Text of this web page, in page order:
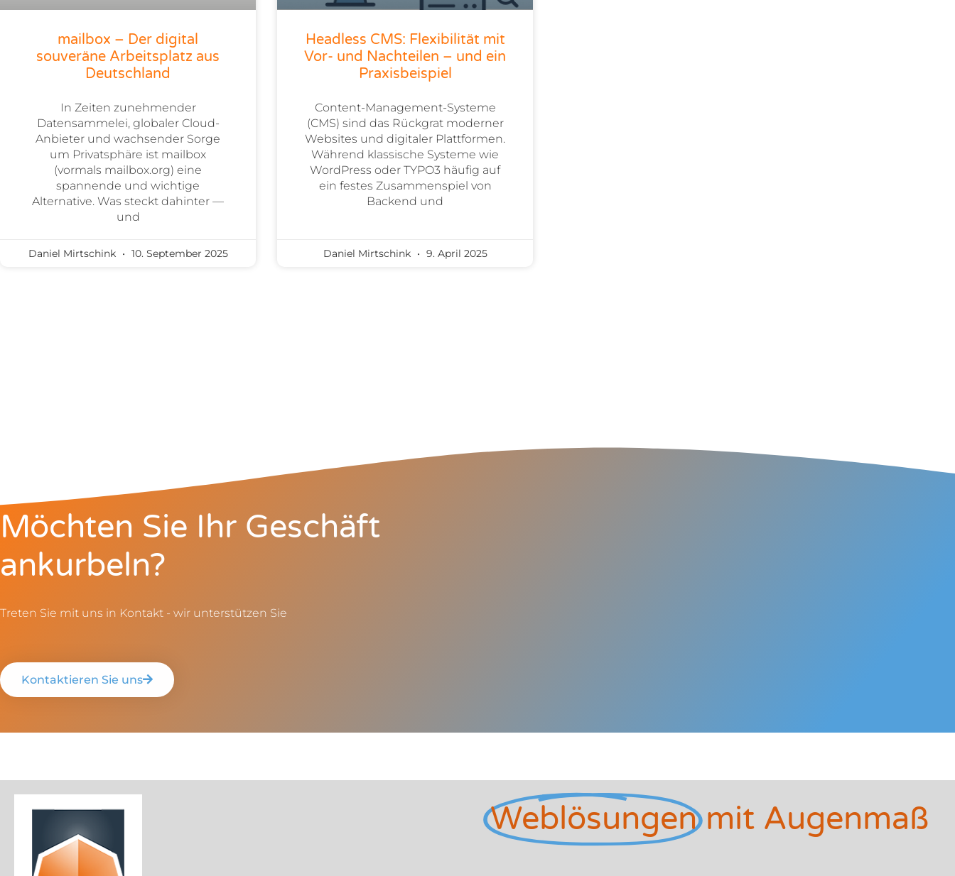
mailbox – Der digital
souveräne Arbeitsplatz aus
Deutschland
In Zeiten zunehmender
Datensammelei, globaler Cloud-
Anbieter und wachsender Sorge
um Privatsphäre ist mailbox
(vormals mailbox.org) eine
spannende und wichtige
Alternative. Was steckt dahinter —
und
Daniel Mirtschink 10. September 2025
Headless CMS: Flexibilität mit
Vor- und Nachteilen – und ein
Praxisbeispiel
Content-Management-Systeme
(CMS) sind das Rückgrat moderner
Websites und digitaler Plattformen.
Während klassische Systeme wie
WordPress oder TYPO3 häufig auf
ein festes Zusammenspiel von
Backend und
Daniel Mirtschink 9. April 2025
Möchten Sie Ihr Geschäft
ankurbeln?
Treten Sie mit uns in Kontakt - wir unterstützen Sie
Kontaktieren Sie uns
Weblösungen mit Augenmaß